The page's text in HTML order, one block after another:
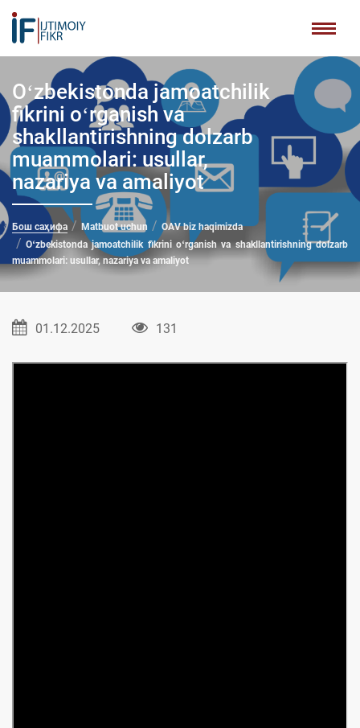
Oʻzbekistonda jamoatchilik
fikrini oʻrganish va
shakllantirishning dolzarb
muammolari: usullar,
nazariya va amaliyot
Бош саҳифа Matbuot uchun
OAV biz haqimizda
Oʻzbekistonda jamoatchilik fikrini oʻrganish va shakllantirishning dolzarb
muammolari: usullar, nazariya va amaliyot
01.12.2025 131